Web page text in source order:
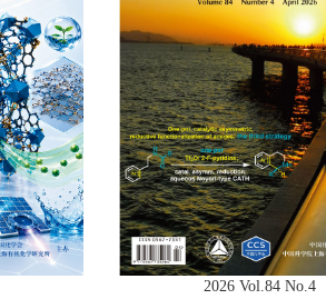
2026 Vol.84 No.4